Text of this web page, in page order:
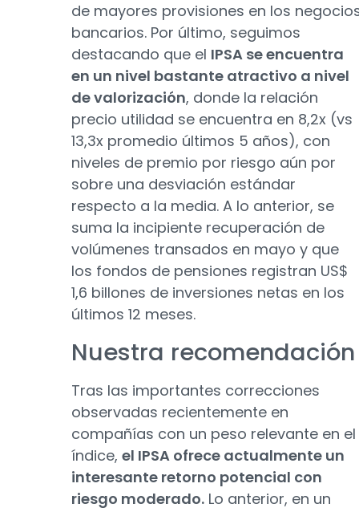
de mayores provisiones en los
bancarios. Por último, seguimos
destacando que el IPSA se encuentra
en un nivel bastante atractivo a nivel
de valorización, donde la relación
precio utilidad se encuentra en 8,2x (vs
13,3x promedio últimos 5 años), con
niveles de premio por riesgo aún por
sobre una desviación estándar
respecto a la media. A lo anterior, se
suma la incipiente recuperación de
volúmenes transados en mayo y que
los fondos de pensiones registran US$
1,6 billones de inversiones netas en los
últimos 12 meses.
Nuestra recomendación
Tras las importantes correcciones
observadas recientemente en
compañías con un peso relevante en el
índice, el IPSA ofrece actualmente un
interesante retorno potencial con
riesgo moderado. Lo anterior, en un